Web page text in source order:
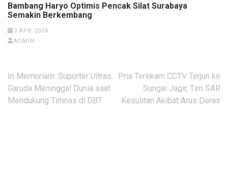
Bambang Haryo Optimis Pencak Silat Surabaya
Semakin Berkembang
3 APR 2024
ADMIN
Navigasi
pos
In Memoriam: Suporter Ultras
Garuda Meninggal Dunia saat
Mendukung Timnas di GBT
Pria Terekam CCTV Terjun ke
Sungai Jagir, Tim SAR
Kesulitan Akibat Arus Deras